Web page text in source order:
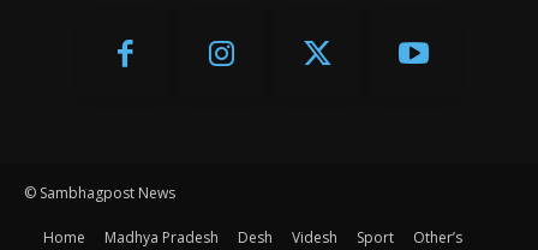
© Sambhagpost News
Home Madhya Pradesh Desh Videsh Sport Other’s